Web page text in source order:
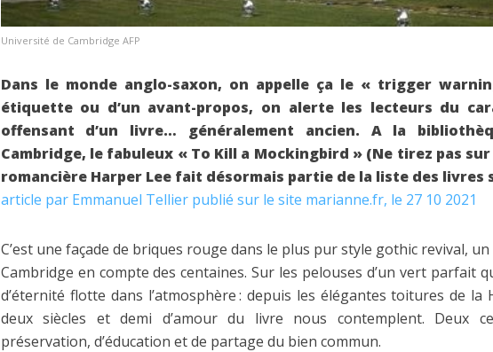
Université de Cambridge AFP
Dans le monde anglo-saxon, on appelle ça le « trigger
étiquette ou d’un avant-propos, on alerte les lecteurs du
offensant d’un livre… généralement ancien. A la
Cambridge, le fabuleux « To Kill a Mockingbird » (Ne tirez pas sur
romancière Harper Lee fait désormais partie de la liste des livres
article par Emmanuel Tellier publié sur le site marianne.fr, le 27 10 2021
C’est une façade de briques rouge dans le plus pur style gothic revival,
Cambridge en compte des centaines. Sur les pelouses d’un vert parfait
d’éternité flotte dans l’atmosphère : depuis les élégantes toitures de la
deux siècles et demi d’amour du livre nous contemplent. Deux
préservation, d’éducation et de partage du bien commun.